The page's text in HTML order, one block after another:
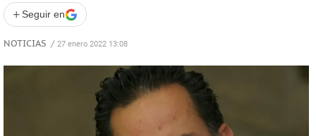
+ Seguir en
NOTICIAS / 27 enero 2022 13:08